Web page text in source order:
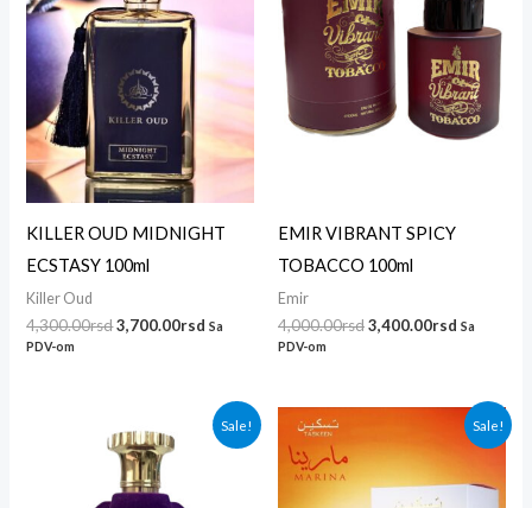
KILLER OUD MIDNIGHT
ECSTASY 100ml
Killer Oud
4,300.00rsd3,700.00rsd Sa
PDV-om
EMIR VIBRANT SPICY
TOBACCO 100ml
Emir
4,000.00rsd3,400.00rsd Sa
PDV-om
Sale!
cena
je
bila:
4,000.00rsd.
Trenutna
cena
3,400.00rsd.
Sale!
je
bila:
3,300.00rsd.
Trenutna
cena
je: